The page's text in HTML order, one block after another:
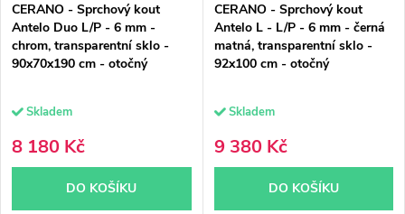
CERANO - Sprchový kout
Antelo Duo L/P - 6 mm -
chrom, transparentní sklo -
90x70x190 cm - otočný
Skladem
8 180 Kč
DO KOŠÍKU
CERANO - Sprchový kout
Antelo L - L/P - 6 mm - černá
matná, transparentní sklo -
92x100 cm - otočný
Skladem
9 380 Kč
DO KOŠÍKU